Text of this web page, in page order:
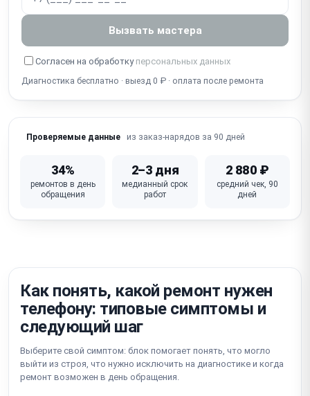
Нет громкого звука / не работает громкоговоритель
(speaker)
Собеседник не слышит / не работает микрофон
Попадание воды / окисление (несмотря на IP-
защиту)
блокировка iCloud
Не работает кнопка питания / громкости /
Вызвать мастера
Согласен на обработку персональных данных
Диагностика бесплатно · выезд 0 ₽ · оплата после ремонта
Проверяемые данные из заказ-нарядов за 90 дней
34%
ремонтов в день
обращения
2–3 дня
медианный срок
работ
2 880 ₽
средний чек, 90
дней
Как понять, какой ремонт нужен
телефону: типовые симптомы и
следующий шаг
Выберите свой симптом: блок помогает понять, что могло
выйти из строя, что нужно исключить на диагностике и когда
ремонт возможен в день обращения.